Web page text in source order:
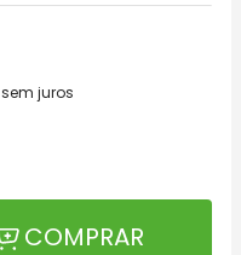
sem juros
COMPRAR